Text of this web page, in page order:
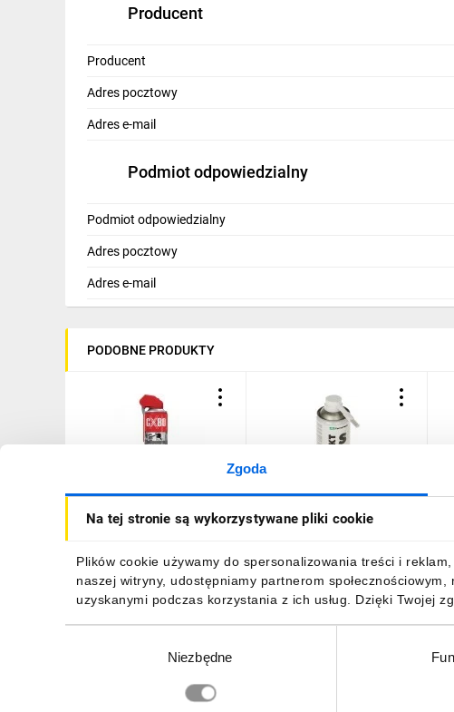
Zgoda
Na tej stronie są wykorzystywane pliki cookie
Plików cookie używamy do spersonalizowania treści i
naszej witryny, udostępniamy partnerom
uzyskanymi podczas korzystania z ich usług. Dzięki Twojej
Niezbędne
Producent
Producent
Adres pocztowy
Adres e-mail
Podmiot odpowiedzialny
Podmiot odpowiedzialny
Adres pocztowy
Adres e-mail
PODOBNE PRODUKTY
CX80 preparat
konserwująco naprawczy
40,50 złbrutto
Preparat do czyszczenia
styków KONTAKT-S/400
38,02 zł brutto